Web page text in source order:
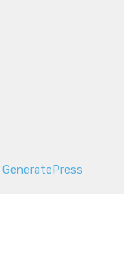
GeneratePress